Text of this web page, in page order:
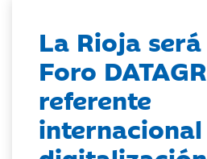
La Rioja
Foro
referente